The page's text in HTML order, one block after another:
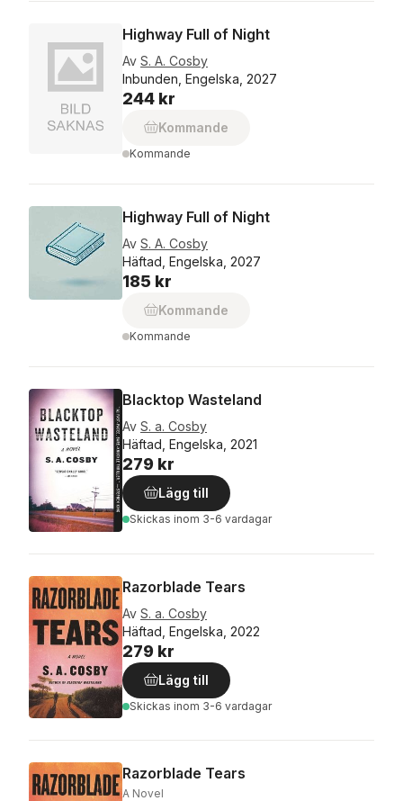
Highway Full of Night
Av S. A. Cosby
Inbunden, Engelska, 2027
244 kr
Kommande
Kommande
Highway Full of Night
Av S. A. Cosby
Häftad, Engelska, 2027
185 kr
Kommande
Kommande
Blacktop Wasteland
Av S. a. Cosby
Häftad, Engelska, 2021
279 kr
Lägg till
Skickas inom 3-6 vardagar
Razorblade Tears
Av S. a. Cosby
Häftad, Engelska, 2022
279 kr
Lägg till
Skickas inom 3-6 vardagar
Razorblade Tears
A Novel